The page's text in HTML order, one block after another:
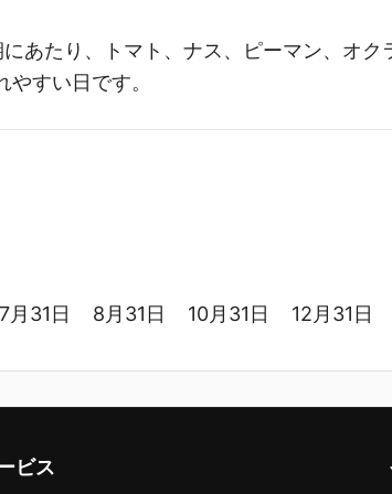
あたり、トマト、ナス、ピーマン、オク
すい日です。
7月31日 8月31日 10月31日 12月31日
ビス